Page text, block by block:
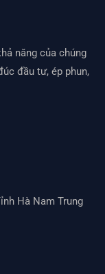
năng của chúng
đầu tư, ép phun,
Hà Nam Trung